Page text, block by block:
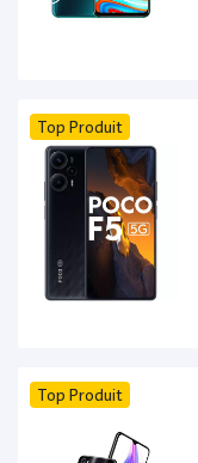
Top Produit
Top Produit